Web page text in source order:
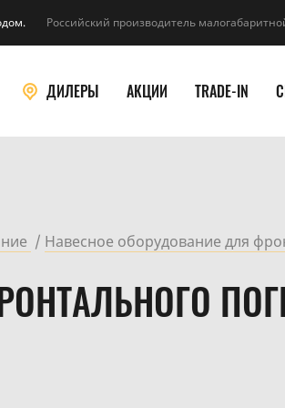
Российский производитель
ДИЛЕРЫ АКЦИИ TRADE-IN
Навесное оборудование для